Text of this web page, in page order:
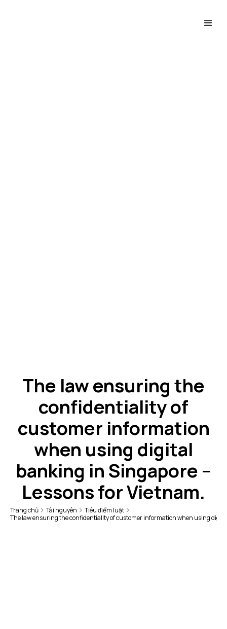
The law ensuring the
confidentiality of
customer information
when using digital
banking in Singapore –
Lessons for Vietnam.
Trang chủ Tài nguyên
Tiêu điểm luật
The law ensuring the confidentiality of customer information when using